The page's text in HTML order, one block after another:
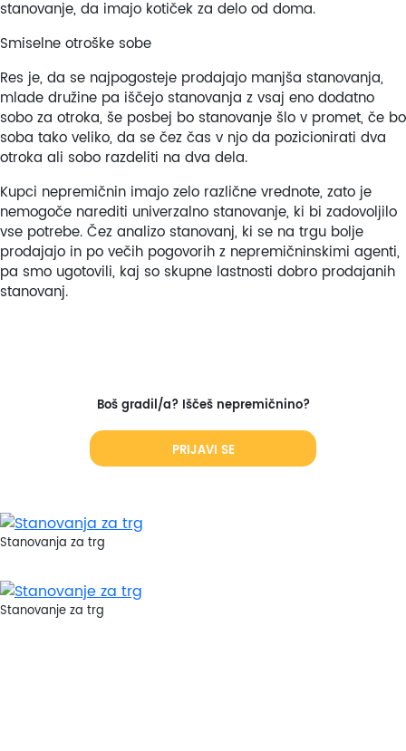
stanovanje, da imajo kotiček za delo od doma.
Smiselne otroške sobe
Res je, da se najpogosteje prodajajo manjša stanovanja,
mlade družine pa iščejo stanovanja z vsaj eno dodatno
sobo za otroka, še posbej bo stanovanje šlo v promet, če bo
soba tako veliko, da se čez čas v njo da pozicionirati dva
otroka ali sobo razdeliti na dva dela.
Kupci nepremičnin imajo zelo različne vrednote, zato je
nemogoče narediti univerzalno stanovanje, ki bi zadovoljilo
vse potrebe. Čez analizo stanovanj, ki se na trgu bolje
prodajajo in po večih pogovorih z nepremičninskimi agenti,
pa smo ugotovili, kaj so skupne lastnosti dobro prodajanih
stanovanj.
Boš gradil/a? Iščeš nepremičnino?
PRIJAVI SE
Stanovanja za trg
Stanovanje za trg